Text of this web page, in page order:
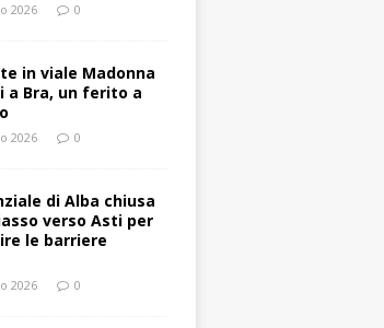
2026 0
in viale Madonna
a Bra, un ferito a
2026 0
di Alba chiusa
verso Asti per
le barriere
2026 0